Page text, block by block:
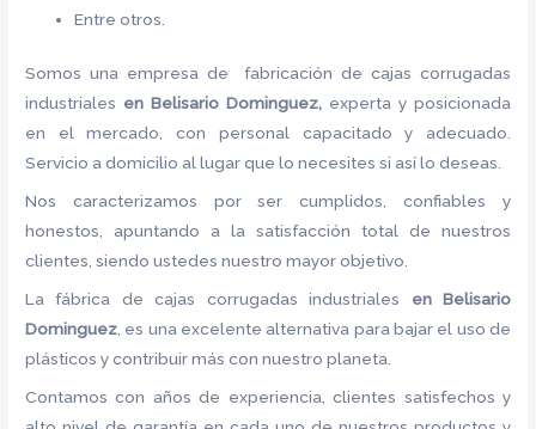
Entre otros.
Somos una empresa de fabricación decajas corrugadas
industriales en Belisario Dominguez, experta y posicionada
en el mercado, con personal capacitado y adecuado.
Servicio a domicilio al lugar que lo necesites si así lo deseas.
Nos caracterizamos por ser cumplidos, confiables y
honestos, apuntando a la satisfacción total de nuestros
clientes, siendo ustedes nuestro mayor objetivo.
La fábrica decajas corrugadas industriales
en Belisario
Dominguez , es una excelente alternativa para bajar el uso de
plásticos y contribuir más con nuestro planeta.
Contamos con años de experiencia, clientes satisfechos y